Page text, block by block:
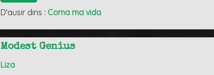
D'ausir dins : Coma ma vida
Modest Genius
Liza